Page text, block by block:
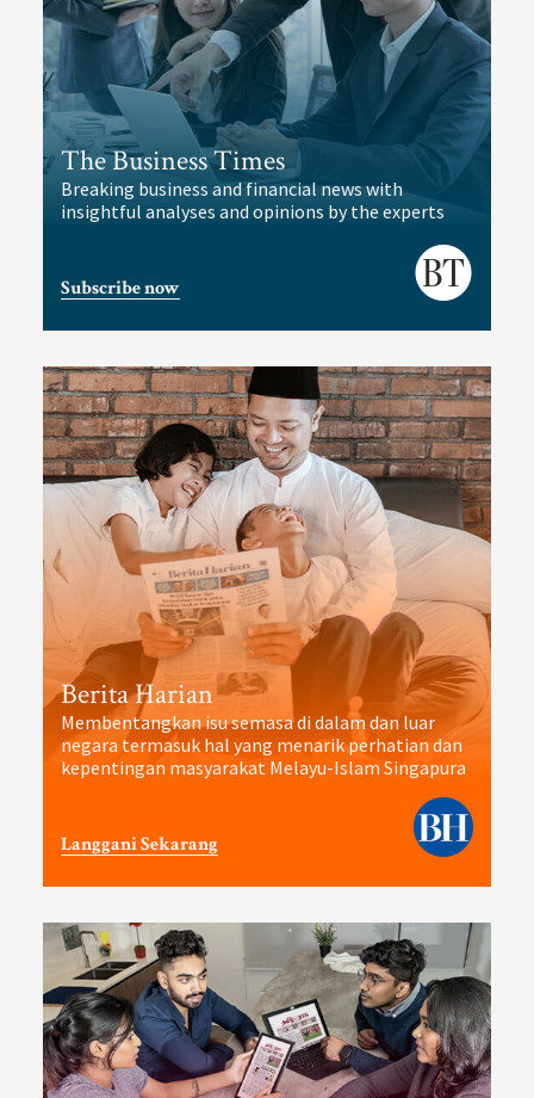
The Business Times
Breaking business and financial news with
insightful analyses and opinions by the experts
Subscribe now
Berita Harian
Membentangkan isu semasa di dalam dan luar
negara termasuk hal yang menarik perhatian dan
kepentingan masyarakat Melayu-Islam Singapura
Langgani Sekarang